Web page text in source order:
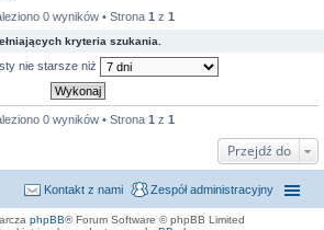
0 wyników • Strona 1 z 1
kryteria szukania.
nie starsze niż
0 wyników • Strona 1 z 1
Przejdź do
Zespół administracyjny
Kontakt z nami
phpBB® Forum Software © phpBB Limited